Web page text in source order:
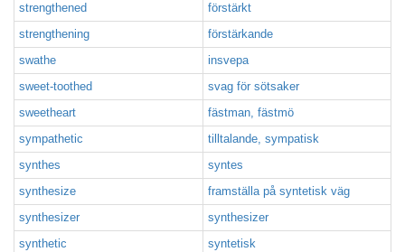
strengthened
förstärkt
strengthening
förstärkande
swathe
insvepa
sweet-toothed
svag för sötsaker
sweetheart
fästman, fästmö
sympathetic
tilltalande, sympatisk
synthes
syntes
synthesize
framställa på syntetisk väg
synthesizer
synthesizer
synthetic
syntetisk